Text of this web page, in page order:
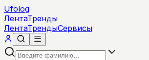
Ufolog
ЛентаТренды
ЛентаТрендыСервисы